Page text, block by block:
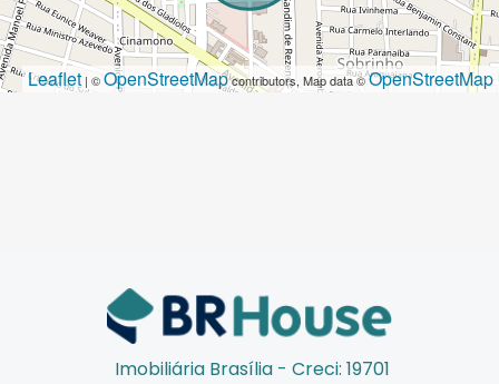
Leaflet | ©OpenStreetMapcontributors, Map data ©OpenStreetMap
Imobiliária Brasília - Creci: 19701